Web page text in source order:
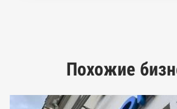
предпринимательства ФНС
Похожие